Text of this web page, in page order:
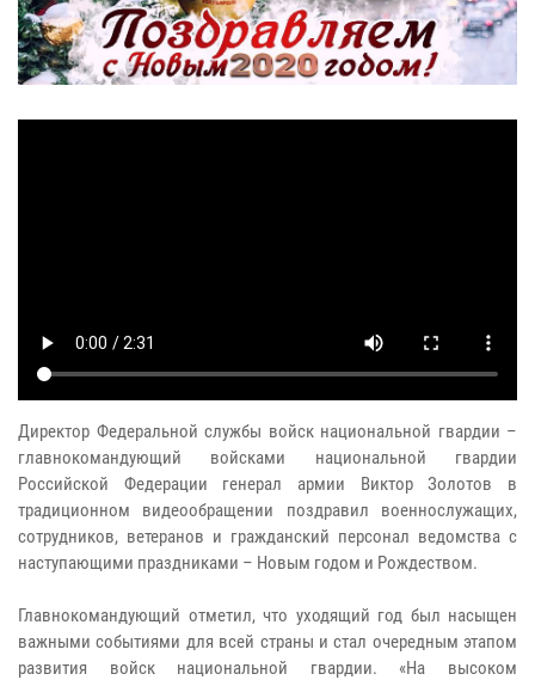
Директор Федеральной службы войск национальной гвардии –
главнокомандующий войсками национальной гвардии
Российской Федерации генерал армии Виктор Золотов в
традиционном видеообращении поздравил военнослужащих,
сотрудников, ветеранов и гражданский персонал ведомства с
наступающими праздниками – Новым годом и Рождеством.
Главнокомандующий отметил, что уходящий год был насыщен
важными событиями для всей страны и стал очередным этапом
развития войск национальной гвардии. «На высоком